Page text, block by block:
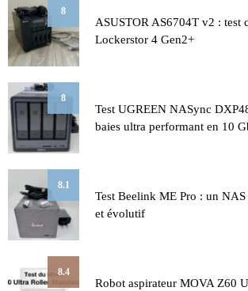
8
ASUSTOR AS6704T v2 : test
Lockerstor 4 Gen2+
8
Test UGREEN NASync
baies ultra performant en 10
8.1
Test Beelink ME Pro : un
et évolutif
8.4
Robot aspirateur MOVA Z60